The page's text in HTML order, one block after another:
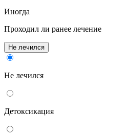
Иногда
Проходил ли ранее лечение
Не лечился
Не лечился
Детоксикация